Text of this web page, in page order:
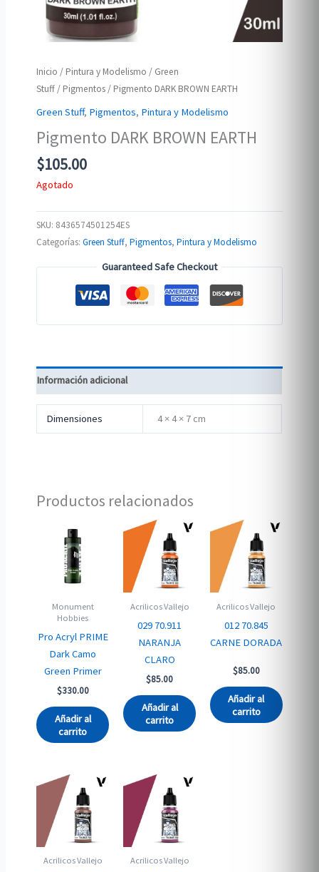
Inicio / Pintura y Modelismo / Green
Stuff / Pigmentos / Pigmento DARK BROWN EARTH
Green Stuff, Pigmentos, Pintura y Modelismo
Pigmento DARK BROWN EARTH
$105.00
Agotado
SKU: 8436574501254ES
Categorías:Green Stuff,Pigmentos,Pintura y Modelismo
Guaranteed Safe Checkout
Información adicional
Dimensiones 4 × 4 × 7 cm
Productos relacionados
Monument
Hobbies
Pro Acryl PRIME
Dark Camo
Green Primer
$330.00
Añadir al
carrito
Acrilicos Vallejo
029 70.911
NARANJA
CLARO
$85.00
Añadir al
carrito
Acrilicos Vallejo
012 70.845
CARNE DORADA
$85.00
Añadir al
carrito
Acrilicos Vallejo Acrilicos Vallejo